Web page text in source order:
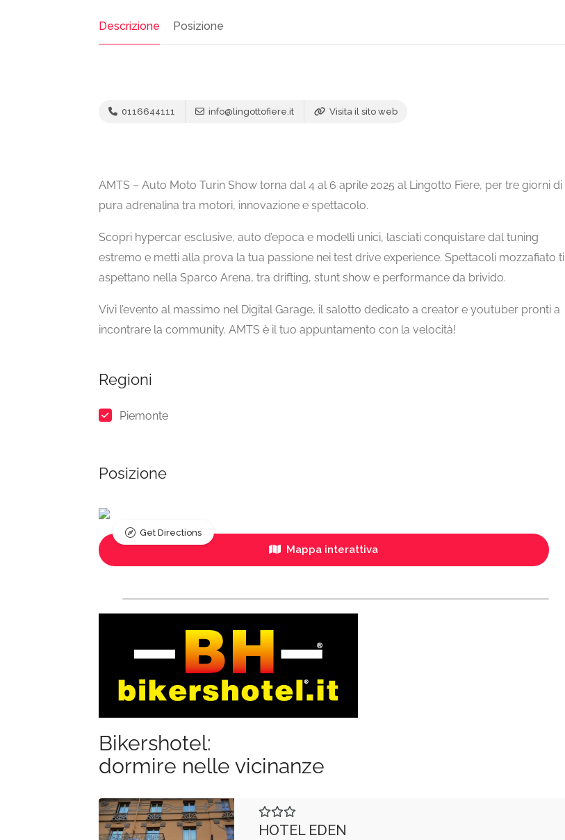
Descrizione Posizione
0116644111 info@lingottofiere.it Visita il sito web
AMTS – Auto Moto Turin Show torna dal 4 al 6 aprile 2025 al Lingotto Fiere, per tre giorni di
pura adrenalina tra motori, innovazione e spettacolo.
Scopri hypercar esclusive, auto d’epoca e modelli unici, lasciati conquistare dal tuning
estremo e metti alla prova la tua passione nei test drive experience. Spettacoli mozzafiato ti
aspettano nella Sparco Arena, tra drifting, stunt show e performance da brivido.
Vivi l’evento al massimo nel Digital Garage, il salotto dedicato a creator e youtuber pronti a
incontrare la community. AMTS è il tuo appuntamento con la velocità!
Regioni
Piemonte
Posizione
Mappa interattiva
Get Directions
Bikershotel:
dormire nelle vicinanze
HOTEL EDEN